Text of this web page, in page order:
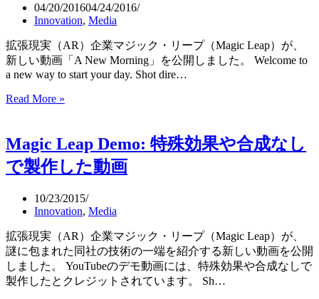
Leap、
Lucasfilm
研
究
立
04/20/201604/24/2016
Innovation, Media
拡張現実（AR）企業マジック・リープ（Magic Leap）が、
新しい動画「A New Morning」を公開しました。 Welcome to
a new way to start your day. Shot dire…
Read More »
実
現
す
新
し
朝
「A
New
Morning」
Magic Leap Demo: 特殊効果や合成なし
で製作した動画
10/23/2015
Innovation, Media
拡張現実（AR）企業マジック・リープ（Magic Leap）が、
謎に包まれた同社の技術の一端を紹介する新しい動画を公開
しました。 YouTubeのデモ動画には、特殊効果や合成なしで
製作したとクレジットされています。 Sh…